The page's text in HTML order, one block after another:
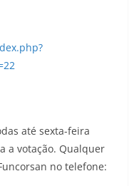
até sexta-feira
a votação. Qualquer
no telefone: